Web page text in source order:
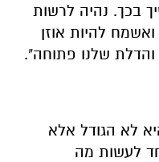
בכך. נהיה לרשות
להיות אוזן
שלנו פתוחה".
לא הגודל אלא
לעשות מה